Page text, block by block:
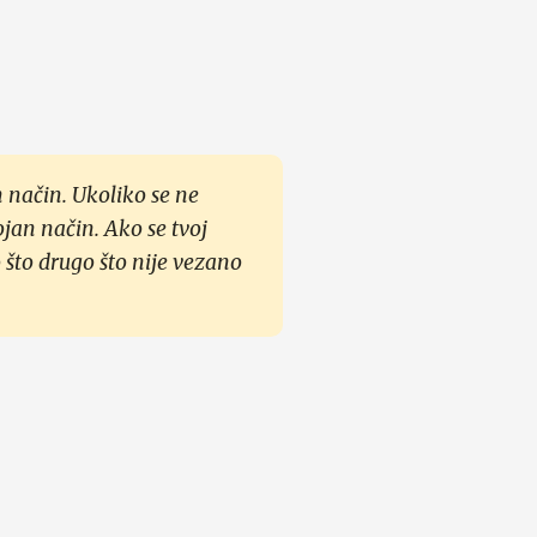
Ukoliko se ne
način. Ako se tvoj
drugo što nije vezano